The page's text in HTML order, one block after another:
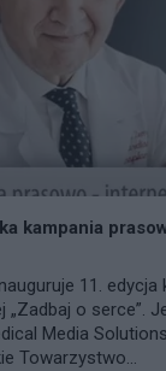
kampania
11. edycja
o serce”.
Media
Towarzystwo...